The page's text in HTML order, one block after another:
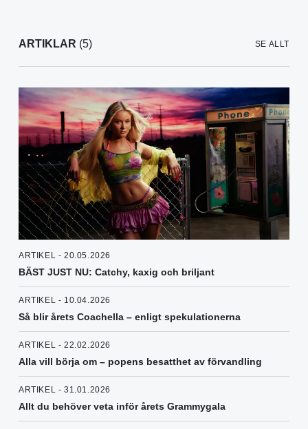
ARTIKLAR (5) SE ALLT
ARTIKEL - 20.05.2026
BÄST JUST NU: Catchy, kaxig och briljant
ARTIKEL - 10.04.2026
Så blir årets Coachella – enligt spekulationerna
ARTIKEL - 22.02.2026
Alla vill börja om – popens besatthet av förvandling
ARTIKEL - 31.01.2026
Allt du behöver veta inför årets Grammygala